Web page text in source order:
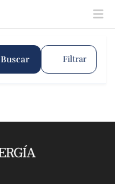
Buscar Filtrar